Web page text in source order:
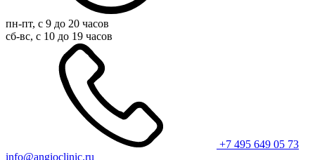
пн-пт, с 9 до 20 часов
сб-вс, с 10 до 19 часов
+7 495 649 05 73
info@angioclinic.ru